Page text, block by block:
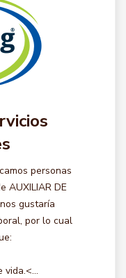
personas
AUXILIAR DE
nos gustaría
por lo cual
vida.<...